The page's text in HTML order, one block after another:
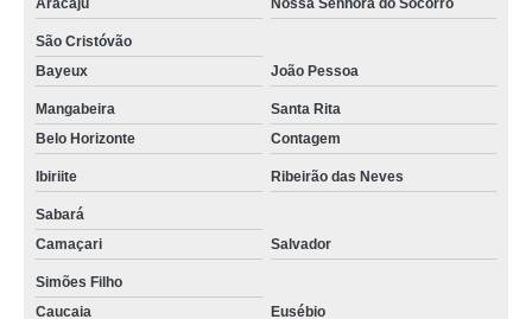
Aracaju
Nossa Senhora do Socorro
São Cristóvão
Bayeux
João Pessoa
Mangabeira
Santa Rita
Belo Horizonte
Contagem
Ibiriite Ribeirão das Neves
Sabará
Camaçari
Salvador
Simões Filho
Caucaia
Eusébio